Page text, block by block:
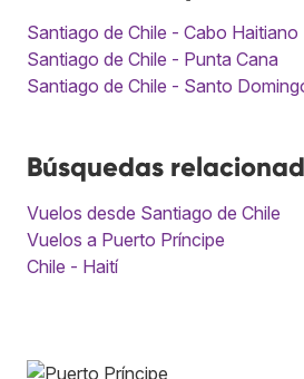
Santiago de Chile - Cabo Haitiano
Santiago de Chile - Punta Cana
Santiago de Chile - Santo
Búsquedas
Vuelos desde Santiago de Chile
Vuelos a Puerto Príncipe
Chile - Haití